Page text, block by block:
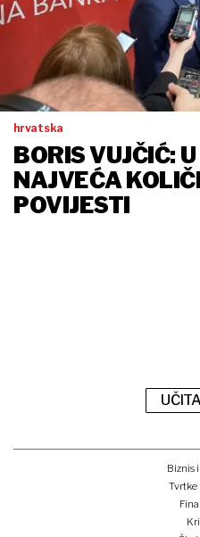
hrvatska
BORIS VUJČIĆ:
NAJVEĆA
POVIJESTI
Biznis
Tvrtke